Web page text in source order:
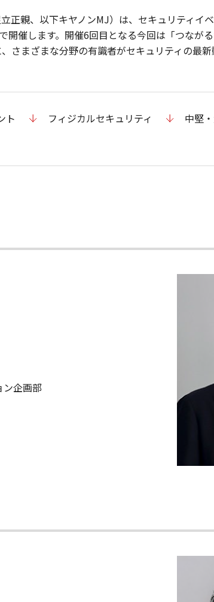
親、以下キヤノンMJ）は、セキュリティイ
催します。開催6回目となる今回は「つなが
さまざまな分野の有識者がセキュリティの最
ト フィジカルセキュリティ 中堅
ン企画部